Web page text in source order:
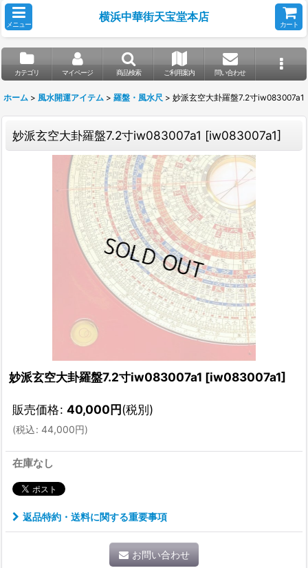
メニュー
横浜中華街天宝堂本店
カート
カテゴリ マイページ 商品検索 ご利用案内 問い合わせ
ホーム > 風水開運アイテム > 羅盤・風水尺 > 妙派玄空大卦羅盤7.2寸iw083007a1
妙派玄空大卦羅盤7.2寸iw083007a1 [iw083007a1]
妙派玄空大卦羅盤7.2寸iw083007a1 [iw083007a1]
販売価格: 40,000円(税別)
(税込: 44,000円)
在庫なし
返品特約・送料に関する重要事項
お問い合わせ